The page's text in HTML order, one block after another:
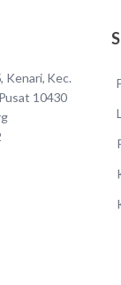
Kenari, Kec.
10430